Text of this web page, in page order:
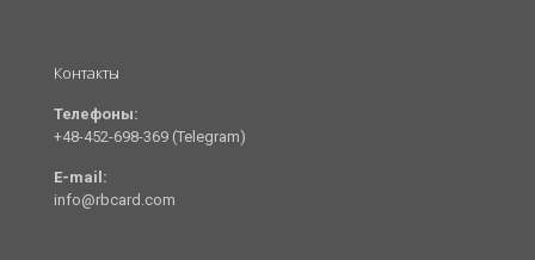
Контакты
Телефоны:
+48-452-698-369 (Telegram)
E-mail:
info@rbcard.com